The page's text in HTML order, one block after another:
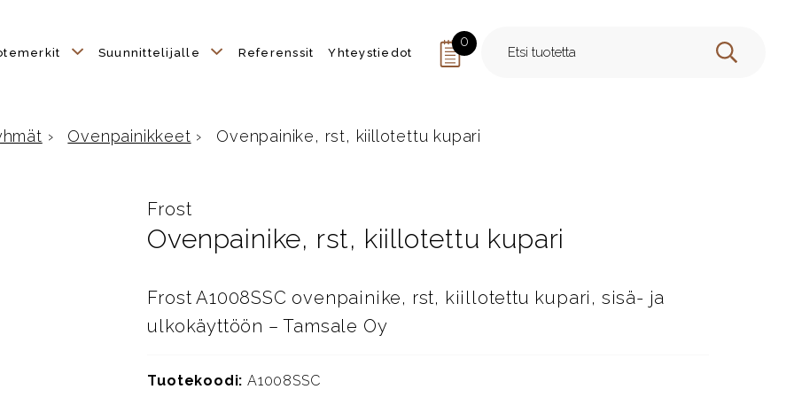
Suunnittelijalle Referenssit Yhteystiedot
0
HAE
› Ovenpainikkeet › Ovenpainike, rst, kiillotettu kupari
Frost
Ovenpainike, rst, kiillotettu kupari
Frost A1008SSC ovenpainike, rst, kiillotettu kupari, sisä- ja
ulkokäyttöön – Tamsale Oy
Tuotekoodi: A1008SSC